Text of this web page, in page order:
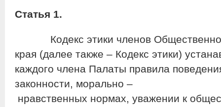
Статья 1.
Кодекс этики членов Общественной
края (далее также – Кодекс этики)
каждого члена Палаты правила
законности, морально –
нравственных нормах, уважении к